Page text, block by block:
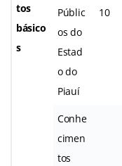
tos
básico
s
Públic
os do
Estad
o do
Piauí
10
Conhe
cimen
tos